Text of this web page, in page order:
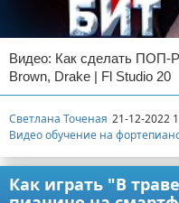
Видео: Как сделать ПОП-
Brown, Drake | Fl Studio 20
Светлана Точеная 21-12-2022
Видео обучение на
Как играть "В